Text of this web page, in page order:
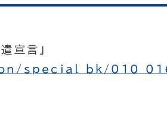
宣言」
special_bk/